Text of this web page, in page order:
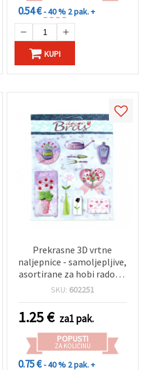
0.54 €- 40 % 2 pak. +
KUPI
Prekrasne 3D vrtne
naljepnice - samoljepljive,
asortirane za hobi radove,
scrapbooking i uređenje
SKU: 602251
1.25€ za1 pak.
POPUSTI
ZA KOLIČINU
0.75 €- 40 % 2 pak. +